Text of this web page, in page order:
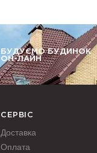
БУДУЄМО БУДИНОК
ОН-ЛАЙН
СЕРВІС
Доставка
Оплата